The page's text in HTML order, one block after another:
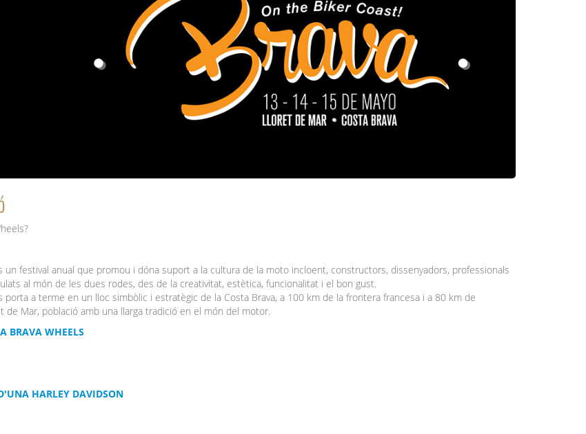
un festival anual que promou i dóna suport a la cultura de la moto incloent, constructors, dissenyadors, professionals
al món de les dues rodes, des de la creativitat, estètica, funcionalitat i el bon gust.
porta a terme en un lloc simbòlic i estratègic de la Costa Brava, a 100 km de la frontera francesa i a 80 km de
de Mar, població amb una llarga tradició en el món del motor.
BRAVA WHEELS
HARLEY DAVIDSON